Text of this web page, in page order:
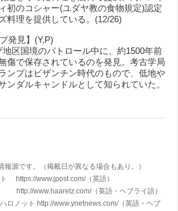
初のコシャー(ユダヤ教の食物規定)認定
料理を提供している。(12/26)
発見】(Y,P)
区国境のパトロール中に、約1500年前
傷で保存されているのを発見。考古学局
ンプはビザンチン時代のもので、低地や
ンダルキャンドルとして知られていた。
源です。（掲載日が異なる場合もあり。）
https://www.jpost.com/（英語）
www.haaretz.com/（英語・ヘブライ語）
ロノット http://www.ynetnews.com/（英語・ヘブ